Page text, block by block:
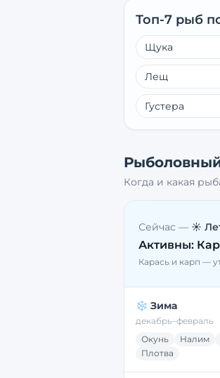
Топ-7 рыб
Щука
Лещ
Густера
Когда и какая
Сейчас — ☀️
Активны:
Карась и карп —
❄️ Зима
декабрь–февраль
Окунь
Налим
Плотва